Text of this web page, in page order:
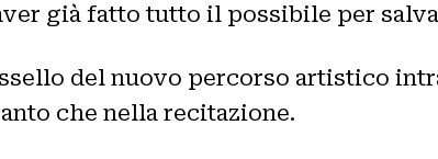
già fatto tutto il possibile per
del nuovo percorso artistico
che nella recitazione.